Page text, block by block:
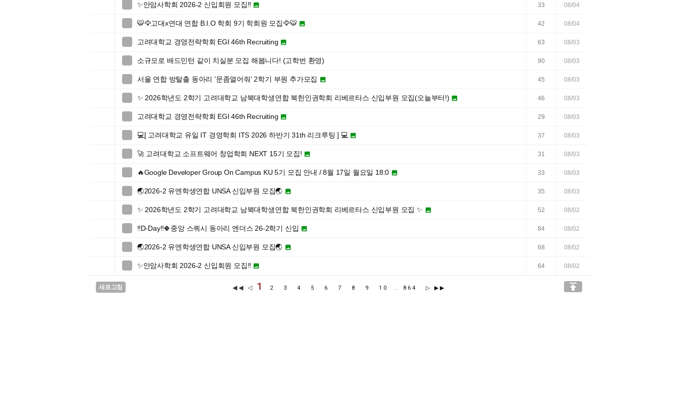
✨안암사학회 2026-2 신입회원 모집‼️  33 08/04
🐯🦅고대x연대 연합 B.I.O 학회 9기 학회원 모집🦅🐯  42 08/04
고려대학교 경영전략학회 EGI 46th Recruiting  63 08/03
소규모로 배드민턴 같이 치실분 모집 해봅니다! (고학번 환영) 90 08/03
서울 연합 방탈출 동아리 '문좀열어줘' 2학기 부원 추가모집  45 08/03
✨ 2026학년도 2학기 고려대학교 남북대학생연합 북한인권학회 리베르타스 신입부원 모집(오늘부터!)  46 08/03
고려대학교 경영전략학회 EGI 46th Recruiting  29 08/03
💻[ 고려대학교 유일 IT 경영학회 ITS 2026 하반기 31th 리크루팅 ] 💻  37 08/03
🚀 고려대학교 소프트웨어 창업학회 NEXT 15기 모집!  31 08/03
🔥Google Developer Group On Campus KU 5기 모집 안내 / 8월 17일 월요일 18:0  33 08/03
🌏2026-2 유엔학생연합 UNSA 신입부원 모집🌏  35 08/03
✨ 2026학년도 2학기 고려대학교 남북대학생연합 북한인권학회 리베르타스 신입부원 모집 ✨  52 08/02
‼️D-Day‼️🍀중앙 스쿼시 동아리 엔더스 26-2학기 신입  84 08/02
🌏2026-2 유엔학생연합 UNSA 신입부원 모집🌏  68 08/02
✨안암사학회 2026-2 신입회원 모집‼️  64 08/02
새로고침 ◀◀ ◁ 1 2 3 4 5 6 7 8 9 10 .. 864 ▷ ▶▶ 